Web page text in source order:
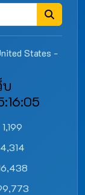
States -
บ
1,199
4,314